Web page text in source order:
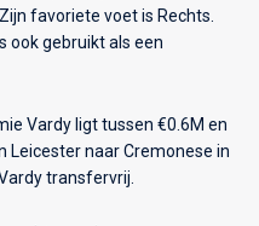
favoriete voet is Rechts.
ook gebruikt als een
Vardy ligt tussen €0.6M en
Leicester naar Cremonese in
transfervrij.